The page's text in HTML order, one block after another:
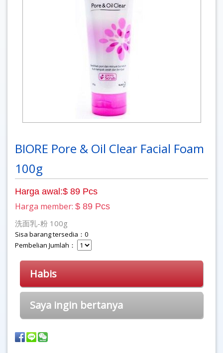
BIORE Pore & Oil Clear Facial Foam
100g
Harga awal:$ 89 Pcs
Harga member: $ 89 Pcs
洗面乳-粉 100g
Sisa barang tersedia：0
Pembelian Jumlah：
Habis
Saya ingin bertanya